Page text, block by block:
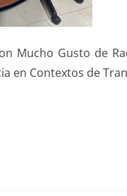
Mucho Gusto de
en Contextos de